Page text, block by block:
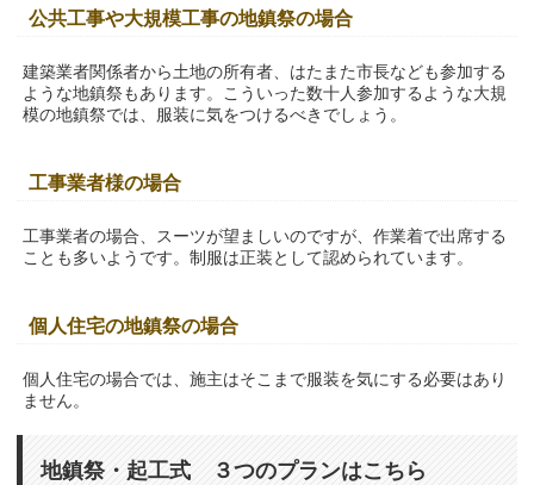
公共工事や大規模工事の地鎮祭の場合
建築業者関係者から土地の所有者、はたまた市長なども参加する
ような地鎮祭もあります。こういった数十人参加するような大規
模の地鎮祭では、服装に気をつけるべきでしょう。
工事業者様の場合
工事業者の場合、スーツが望ましいのですが、作業着で出席する
ことも多いようです。制服は正装として認められています。
個人住宅の地鎮祭の場合
個人住宅の場合では、施主はそこまで服装を気にする必要はあり
ません。
地鎮祭・起工式 ３つのプランはこちら